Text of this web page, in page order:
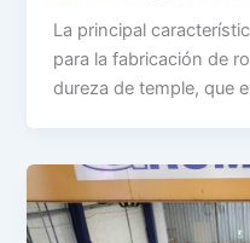
La principal
para la fabricación de
dureza de temple, que